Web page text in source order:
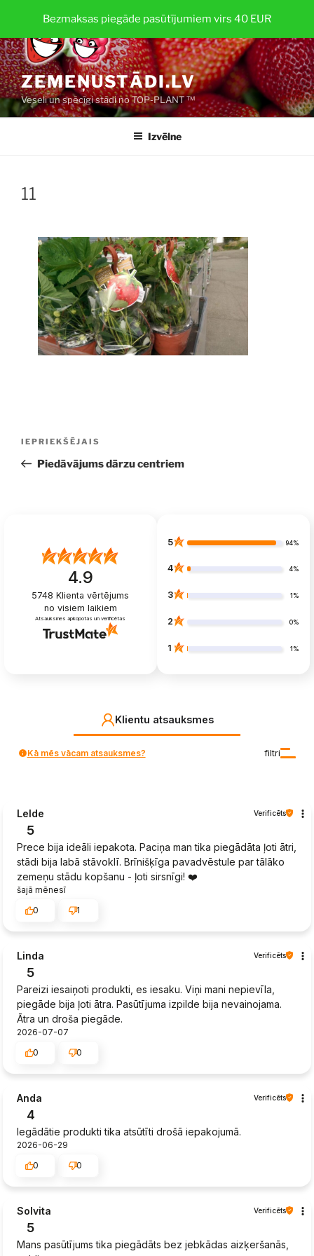
Bezmaksas piegāde pasūtījumiem virs 40 EUR
saturu
ZEMEŅUSTĀDI.LV
Veseli un spēcīgi stādi no TOP-PLANT ™
Izvēlne
11
Iepriekšējā
ziņa:
IEPRIEKŠĒJAIS
Piedāvājums dārzu centriem
4.9
5748 Klienta vērtējums
no visiem laikiem
Atsauksmes apkopotas un verificētas
5 94%
4 4%
3 1%
2 0%
1 1%
Klientu atsauksmes
filtri
Kā mēs vācam atsauksmes?
Lelde Verificēts
5
Prece bija ideāli iepakota. Paciņa man tika piegādāta ļoti ātri,
stādi bija labā stāvoklī. Brīnišķīga pavadvēstule par tālāko
zemeņu stādu kopšanu - ļoti sirsnīgi! ❤️
šajā mēnesī
0
1
Linda Verificēts
5
Pareizi iesaiņoti produkti, es iesaku. Viņi mani nepievīla,
piegāde bija ļoti ātra. Pasūtījuma izpilde bija nevainojama.
Ātra un droša piegāde.
2026-07-07
0
0
Anda Verificēts
4
Iegādātie produkti tika atsūtīti drošā iepakojumā.
2026-06-29
0
0
Solvita Verificēts
5
Mans pasūtījums tika piegādāts bez jebkādas aizķeršanās,